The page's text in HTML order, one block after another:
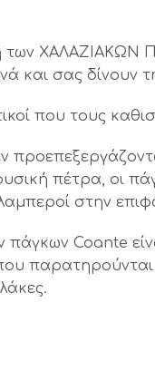
ΧΑΛΑΖΙΑΚΩΝ
και σας
που τους
πέτρα, οι
στην
πάγκων Coante